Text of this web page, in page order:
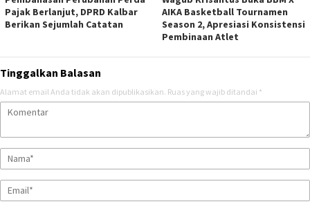
Pajak Berlanjut, DPRD Kalbar
Berikan Sejumlah Catatan
AIKA Basketball Tournamen
Season 2, Apresiasi Konsistensi
Pembinaan Atlet
Tinggalkan Balasan
Alamat email Anda tidak akan dipublikasikan. Ruas yang wajib ditandai *